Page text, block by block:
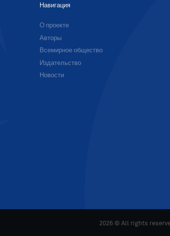
Навигация
О проекте
Авторы
Всемирное общество
Издательство
Новости
2026 © All rights